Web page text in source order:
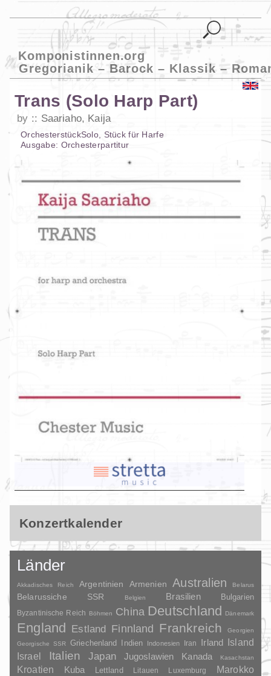
Komponistinnen.org
Gregorianik – Barock – Klassik –
Trans (Solo Harp Part)
by Saariaho, Kaija
OrchesterstückSolo Stück für Harfe
Ausgabe: Orchesterpartitur
Konzertkalender
Länder
Akkadisches Reich Argentinien Armenien Australien Belarus
Belarussiche SSR Belgien Brasilien Bulgarien
Byzantinische Reich Böhmen China Deutschland Dänemark
England Estland Finnland Frankreich
Georgien
Georgische SSR
Griechenland Indien Indonesien Iran Irland
Island
Israel
Italien Japan Jugoslawien Kanada Kasachstan
Kroatien Kuba Lettland Litauen Luxemburg Marokko